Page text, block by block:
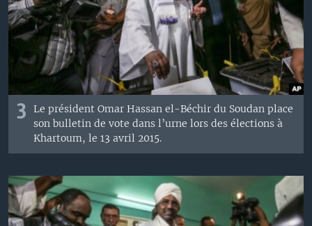
3
Le président Omar Hassan el-Béchir du Soudan place
son bulletin de vote dans l’urne lors des élections à
Khartoum, le 13 avril 2015.